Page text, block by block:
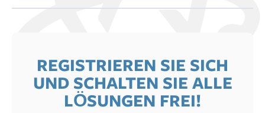
REGISTRIEREN SIE SICH
UND SCHALTEN SIE ALLE
LÖSUNGEN FREI!